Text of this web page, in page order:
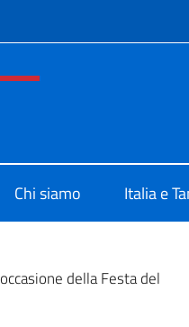
menù
Chi siamo Italia e
della Festa del